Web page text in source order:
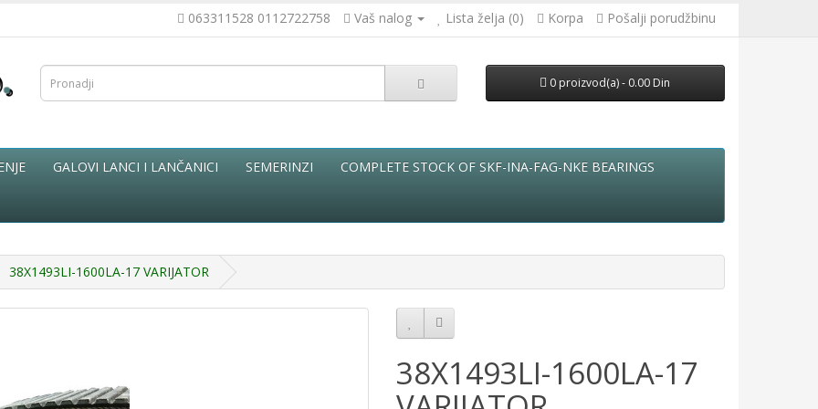
063311528 0112722758 Vaš nalog Lista želja (0) Korpa Pošalji porudžbinu
0 proizvod(a) - 0.00 Din
GALOVI LANCI I LANČANICI SEMERINZI COMPLETE STOCK OF SKF-INA-FAG-NKE BEARINGS
38X1493LI-1600LA-17 VARIJATOR
38X1493LI-1600LA-17